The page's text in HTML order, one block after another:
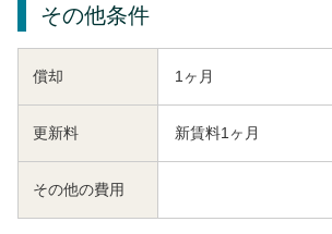
その他条件
償却 1ヶ月
更新料 新賃料1ヶ月
その他の費用